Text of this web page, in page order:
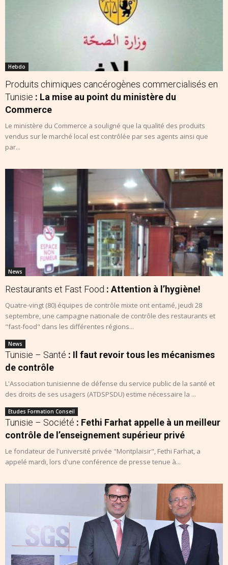
Hebdo
Produits chimiques cancérogènes commercialisés en
Tunisie : La mise au point du ministère du
Commerce
Le ministère du Commerce a souligné que la qualité des produits
vendus sur le marché local est contrôlée par ses agents ainsi que
par...
News
Restaurants et Fast Food : Attention à l’hygiène!
Quatre-vingt (80) équipes de contrôle mixte ont entamé, jeudi 28
septembre, une campagne nationale de contrôle des restaurants et
"fast-food" dans les différentes régions...
News
Tunisie – Santé : Il faut revoir tous les mécanismes
de contrôle
L'Association tunisienne de défense du service public de la santé et
des droits de ses usagers (ATDSPSDU) estime nécessaire la ...
Etudes Formation Conseil
Tunisie – Société : Fethi Farhat appelle à un meilleur
contrôle de l’enseignement supérieur privé
Le fondateur de l'université privée "Montplaisir", Fethi Farhat, a
appelé mardi, lors d'une conférence de presse tenue à...